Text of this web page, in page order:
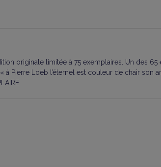
originale limitée à 75 exemplaires. Un des 65
à Pierre Loeb l’éternel est couleur de chair son
.